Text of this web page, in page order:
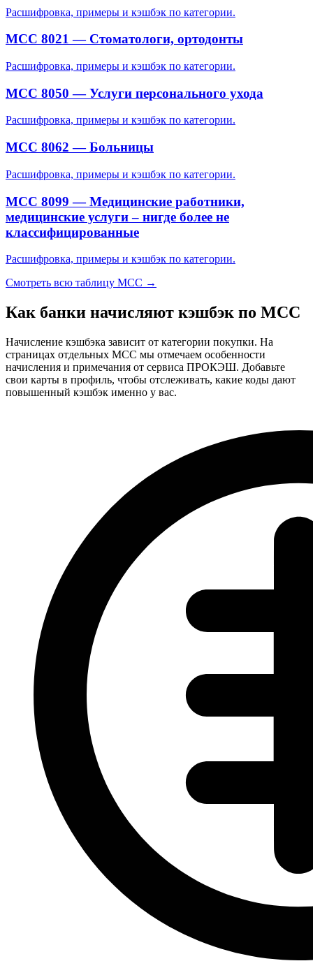
Расшифровка, примеры и кэшбэк по категории.
MCC 8021 — Стоматологи, ортодонты
Расшифровка, примеры и кэшбэк по категории.
MCC 8050 — Услуги персонального ухода
Расшифровка, примеры и кэшбэк по категории.
MCC 8062 — Больницы
Расшифровка, примеры и кэшбэк по категории.
MCC 8099 — Медицинские работники,
медицинские услуги – нигде более не
классифицированные
Расшифровка, примеры и кэшбэк по категории.
Смотреть всю таблицу MCC →
Как банки начисляют кэшбэк по MCC
Начисление кэшбэка зависит от категории покупки. На
страницах отдельных MCC мы отмечаем особенности
начисления и примечания от сервиса ПРОКЭШ. Добавьте
свои карты в профиль, чтобы отслеживать, какие коды дают
повышенный кэшбэк именно у вас.